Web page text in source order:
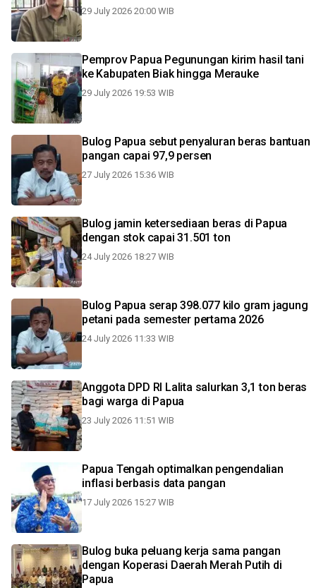
29 July 2026 20:00 WIB
Pemprov Papua Pegunungan kirim hasil tani
ke Kabupaten Biak hingga Merauke
29 July 2026 19:53 WIB
Bulog Papua sebut penyaluran beras bantuan
pangan capai 97,9 persen
27 July 2026 15:36 WIB
Bulog jamin ketersediaan beras di Papua
dengan stok capai 31.501 ton
24 July 2026 18:27 WIB
Bulog Papua serap 398.077 kilo gram jagung
petani pada semester pertama 2026
24 July 2026 11:33 WIB
Anggota DPD RI Lalita salurkan 3,1 ton beras
bagi warga di Papua
23 July 2026 11:51 WIB
Papua Tengah optimalkan pengendalian
inflasi berbasis data pangan
17 July 2026 15:27 WIB
Bulog buka peluang kerja sama pangan
dengan Koperasi Daerah Merah Putih di
Papua